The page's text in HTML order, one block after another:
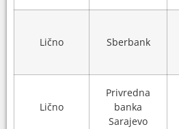
Lično Sberbank
Lično
Privredna
banka
Sarajevo